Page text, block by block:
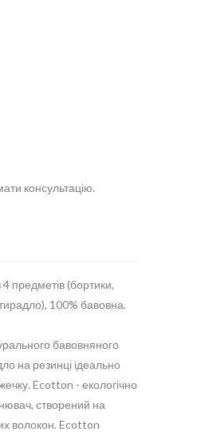
консультацію.
4 предметів (бортики,
100% бавовна.
бавовняного
на резинці ідеально
Ecotton - екологічно
створений на
волокон. Ecotton